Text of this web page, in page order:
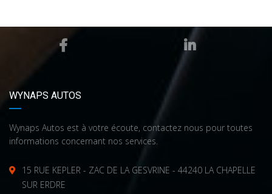
WYNAPS AUTOS
Wynaps Autos est à votre écoute, contactez nous pour toutes
informations concernant nos services.
15 RUE KEPLER - ZAC DE LA GESVRINE - 44240 LA CHAPELLE
SUR ERDRE